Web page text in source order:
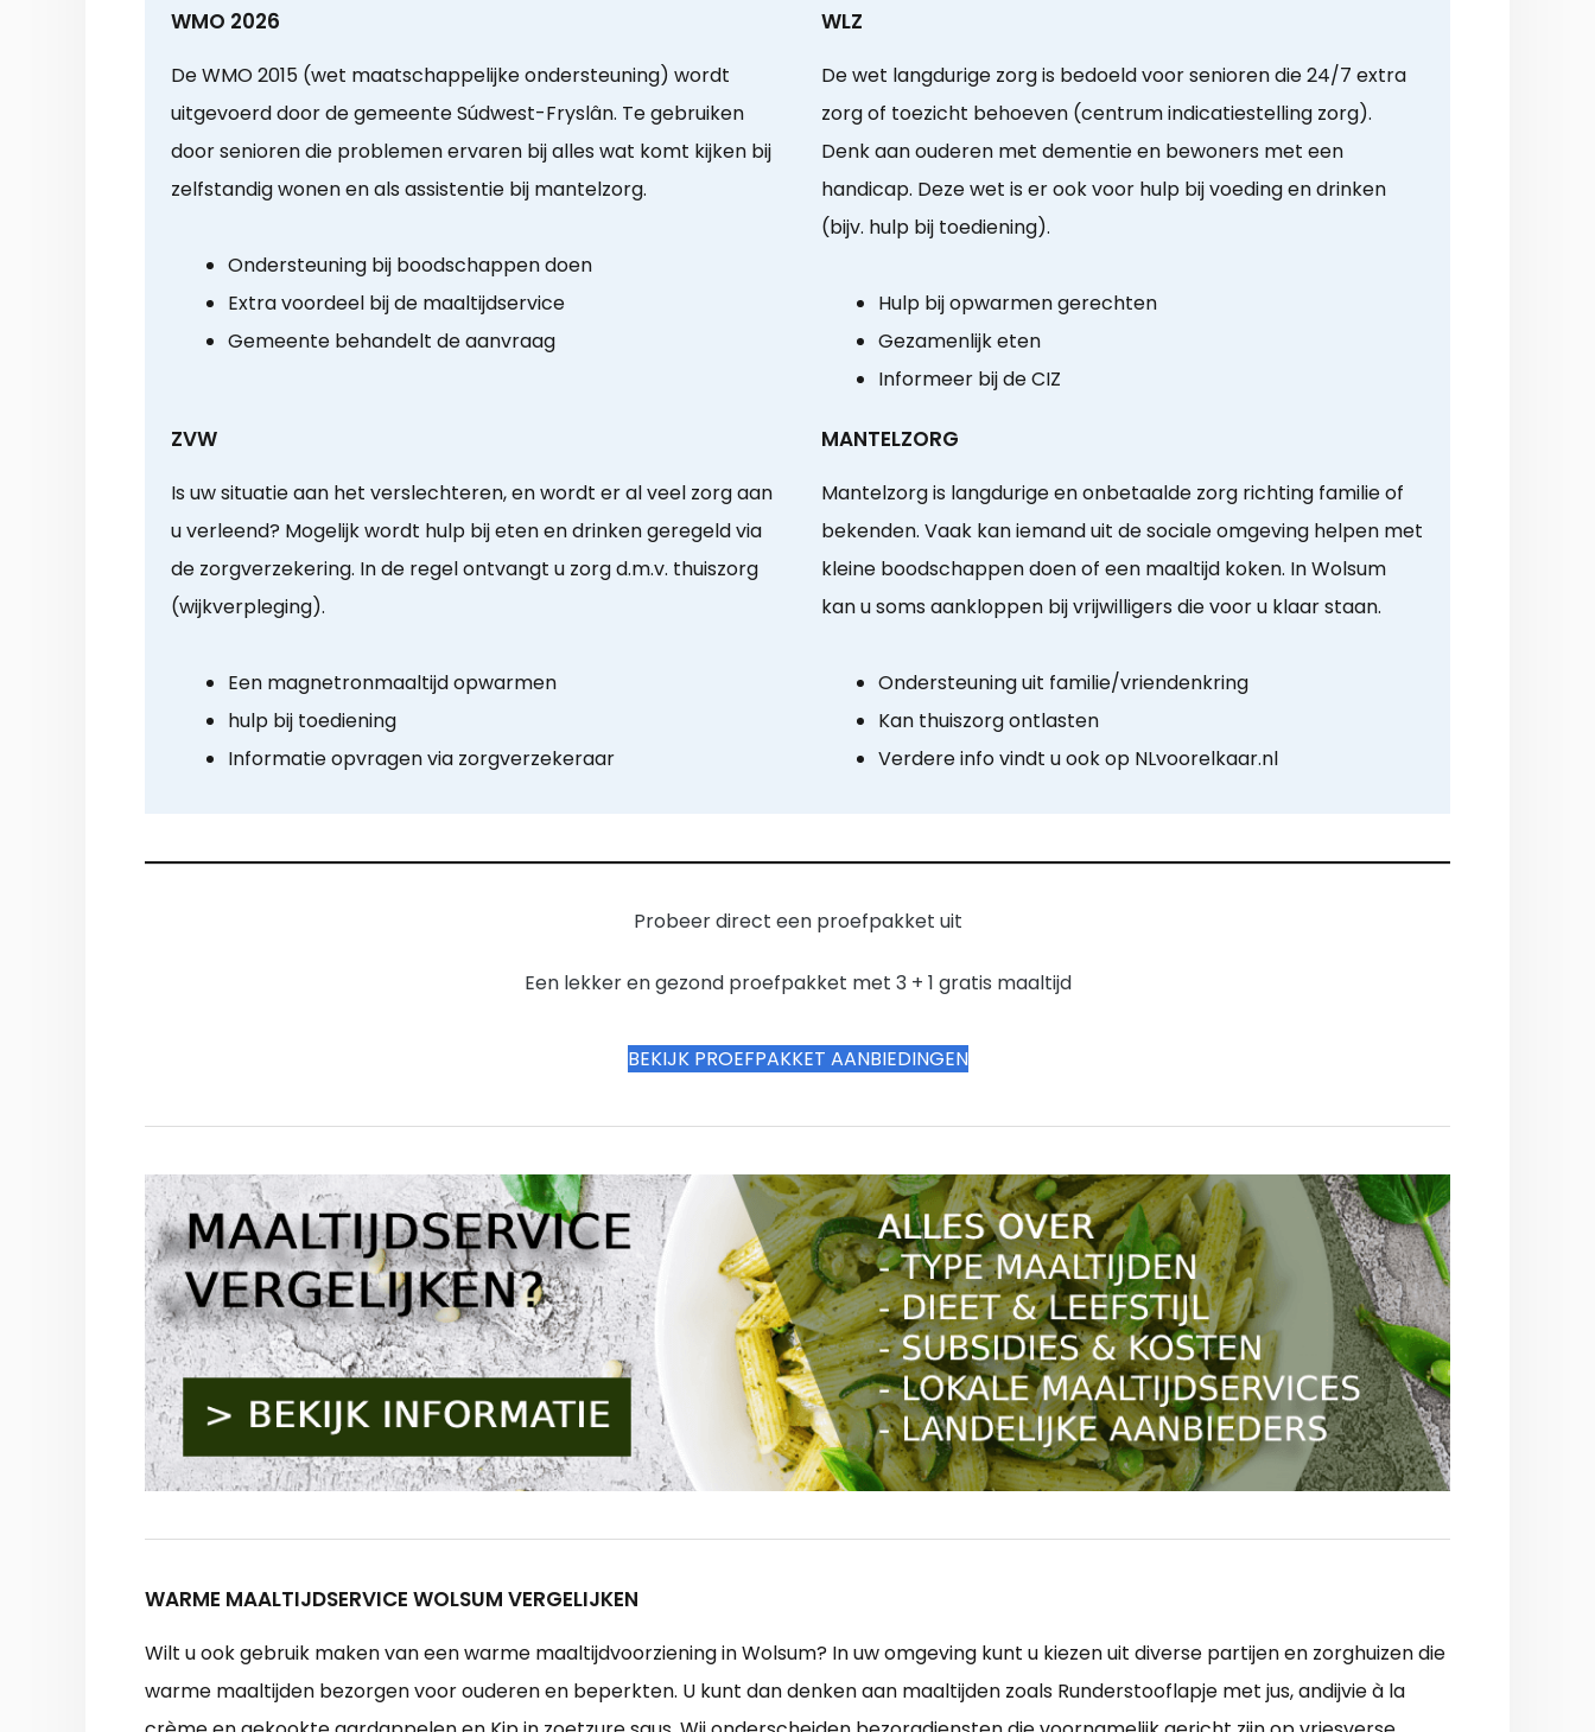
WMO 2026
De WMO 2015 (wet maatschappelijke ondersteuning) wordt
uitgevoerd door de gemeente Súdwest-Fryslân. Te gebruiken
door senioren die problemen ervaren bij alles wat komt kijken bij
zelfstandig wonen en als assistentie bij mantelzorg.
Ondersteuning bij boodschappen doen
Extra voordeel bij de maaltijdservice
Gemeente behandelt de aanvraag
WLZ
De wet langdurige zorg is bedoeld voor senioren die 24/7 extra
zorg of toezicht behoeven (centrum indicatiestelling zorg).
Denk aan ouderen met dementie en bewoners met een
handicap. Deze wet is er ook voor hulp bij voeding en drinken
(bijv. hulp bij toediening).
Hulp bij opwarmen gerechten
Gezamenlijk eten
Informeer bij de CIZ
ZVW
Is uw situatie aan het verslechteren, en wordt er al veel zorg aan
u verleend? Mogelijk wordt hulp bij eten en drinken geregeld via
de zorgverzekering. In de regel ontvangt u zorg d.m.v. thuiszorg
(wijkverpleging).
Een magnetronmaaltijd opwarmen
hulp bij toediening
Informatie opvragen via zorgverzekeraar
MANTELZORG
Mantelzorg is langdurige en onbetaalde zorg richting familie of
bekenden. Vaak kan iemand uit de sociale omgeving helpen met
kleine boodschappen doen of een maaltijd koken. In Wolsum
kan u soms aankloppen bij vrijwilligers die voor u klaar staan.
Ondersteuning uit familie/vriendenkring
Kan thuiszorg ontlasten
Verdere info vindt u ook op NLvoorelkaar.nl
Probeer direct een proefpakket uit
Een lekker en gezond proefpakket met 3 + 1 gratis maaltijd
BEKIJK PROEFPAKKET AANBIEDINGEN
WARME MAALTIJDSERVICE WOLSUM VERGELIJKEN
Wilt u ook gebruik maken van een warme maaltijdvoorziening in Wolsum? In uw omgeving kunt u kiezen uit diverse partijen en zorghuizen die
warme maaltijden bezorgen voor ouderen en beperkten. U kunt dan denken aan maaltijden zoals Runderstooflapje met jus, andijvie à la